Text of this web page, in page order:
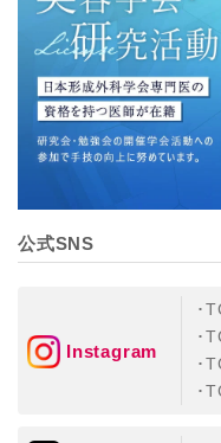
TCBグループは、取
に蓄積・保管し、当
失・破壊・改ざんお
つ適切な組織的・人
ます。
【個人情報の共同利用
TCBグループは、【
得情報を共同して利
なお、共同利用にあ
す。
一般社団法人メディ
①共同して利用される
公式SNS
Instagram